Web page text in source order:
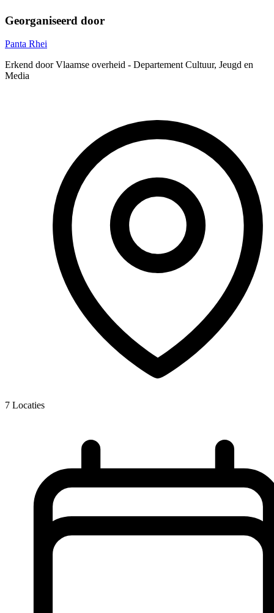
Georganiseerd door
Panta Rhei
Erkend door Vlaamse overheid - Departement Cultuur, Jeugd en
Media
7 Locaties